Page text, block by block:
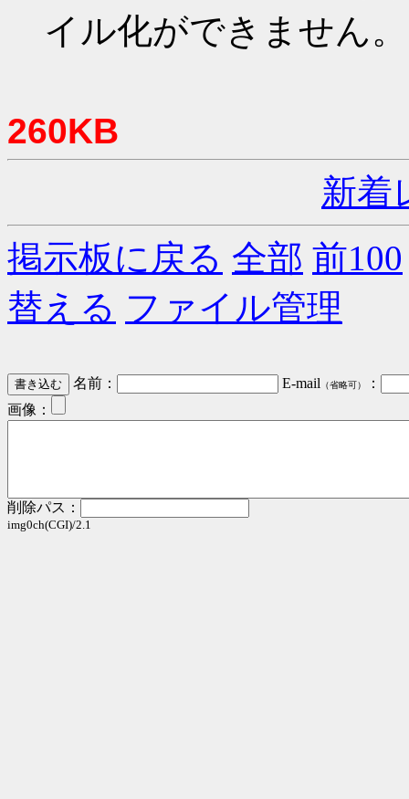
イル化ができません。
260KB
新着
掲示板に戻る 全部 前100
替える ファイル管理
名前： E-mail （省略可）
：
画像：
削除パス：
img0ch(CGI)/2.1